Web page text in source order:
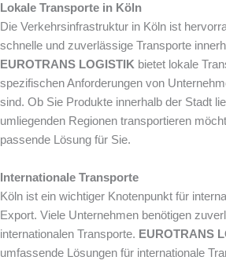
Lokale Transporte in Köln
Die Verkehrsinfrastruktur in Köln ist
schnelle und zuverlässige Transporte
EUROTRANS LOGISTIK bietet lokale
spezifischen Anforderungen von
sind. Ob Sie Produkte innerhalb der Stadt
umliegenden Regionen transportieren
passende Lösung für Sie.
Internationale Transporte
Köln ist ein wichtiger Knotenpunkt für
Export. Viele Unternehmen benötigen
internationalen Transporte. EUROTRANS
umfassende Lösungen für internationale